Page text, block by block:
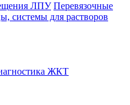
ЛПУ Перевязочные
системы для растворов
ЖКТ